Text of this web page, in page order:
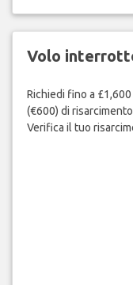
Volo
Richiedi fino a
(€600) di
Verifica il tuo